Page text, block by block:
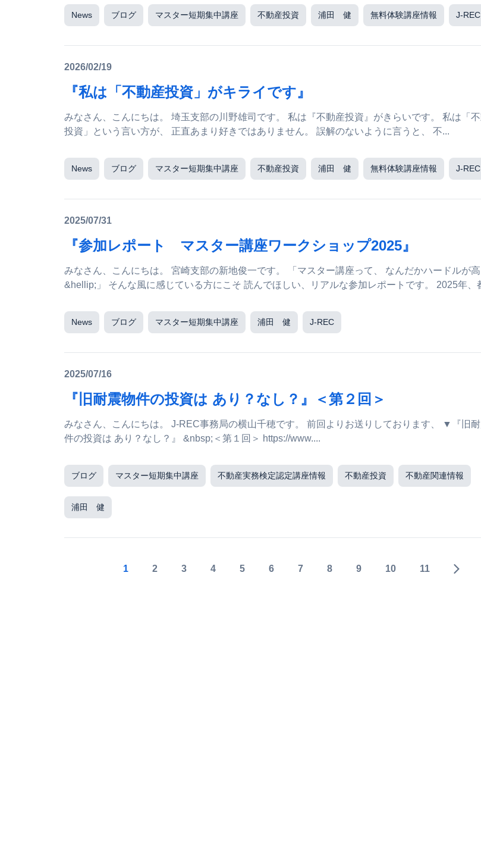
News ブログ マスター短期集中講座 不動産投資 浦田 健 無料体験講座情報 J-REC
2026/02/19
『私は「不動産投資」がキライです』
みなさん、こんにちは。 埼玉支部の川野雄司です。 私は『不動産投資』がきらいです。 私は「不動産
投資」という言い方が、 正直あまり好きではありません。 誤解のないように言うと、 不...
News ブログ マスター短期集中講座 不動産投資 浦田 健 無料体験講座情報 J-REC
2025/07/31
『参加レポート マスター講座ワークショップ2025』
みなさん、こんにちは。 宮崎支部の新地俊一です。 「マスター講座って、 なんだかハードルが高そう
&hellip;」 そんな風に感じている方にこそ 読んでほしい、リアルな参加レポートです。 2025年、都内某
News ブログ マスター短期集中講座 浦田 健 J-REC
2025/07/16
『旧耐震物件の投資は あり？なし？』＜第２回＞
みなさん、こんにちは。 J-REC事務局の横山千穂です。 前回よりお送りしております、 ▼『旧耐震物
件の投資は あり？なし？』 &nbsp;＜第１回＞ https://www....
ブログ マスター短期集中講座 不動産実務検定認定講座情報 不動産投資 不動産関連情報
浦田 健
1 2 3 4 5 6 7 8 9 10 11